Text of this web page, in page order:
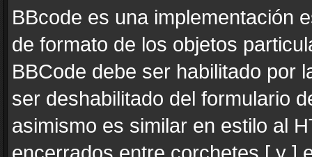
BBcode es una implementación
de formato de los objetos
BBCode debe ser habilitado por
ser deshabilitado del formulario
asimismo es similar en estilo al